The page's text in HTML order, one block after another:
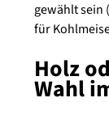
gewählt sein
für
Holz
Wahl